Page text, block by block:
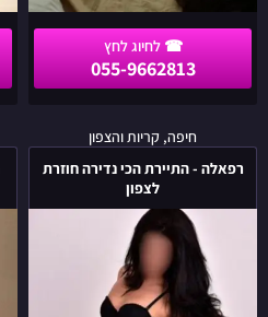
055-9662813
חיפה, קריות והצפון
רפאלה - התיירת הכי נדירה חוזרת
לצפון
רפאלה
-
התיירת
הכי
נדירה
חוזרת
לצפון